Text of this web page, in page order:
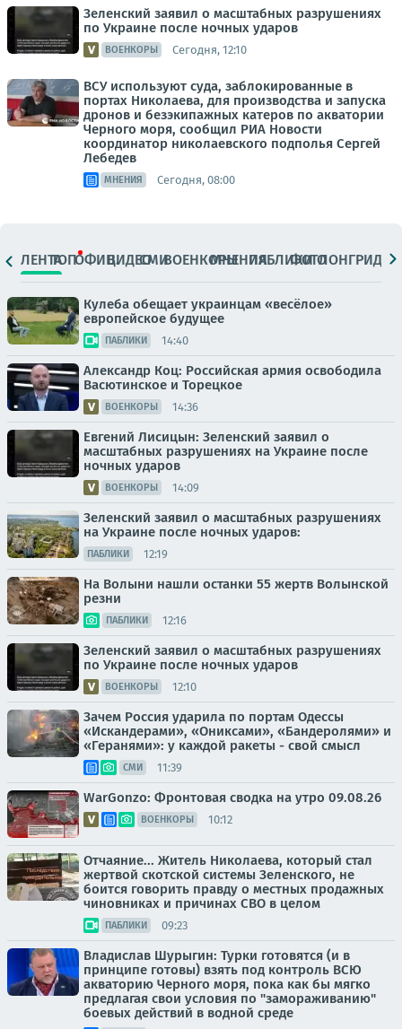
Зеленский заявил о масштабных разрушениях
по Украине после ночных ударов
ВОЕНКОРЫ Сегодня, 12:10
ВСУ используют суда, заблокированные в
портах Николаева, для производства и запуска
дронов и безэкипажных катеров по акватории
Черного моря, сообщил РИА Новости
координатор николаевского подполья Сергей
Лебедев
МНЕНИЯ Сегодня, 08:00
ЛЕНТАТОПОФИЦ.ВИДЕОСМИВОЕНКОРЫМНЕНИЯПАБЛИКИ
ФОТОЛОНГРИДЫ
Кулеба обещает украинцам «весёлое»
европейское будущее
ПАБЛИКИ 14:40
Александр Коц: Российская армия освободила
Васютинское и Торецкое
ВОЕНКОРЫ 14:36
Евгений Лисицын: Зеленский заявил о
масштабных разрушениях на Украине после
ночных ударов
ВОЕНКОРЫ 14:09
Зеленский заявил о масштабных разрушениях
на Украине после ночных ударов:
ПАБЛИКИ 12:19
На Волыни нашли останки 55 жертв Волынской
резни
ПАБЛИКИ 12:16
Зеленский заявил о масштабных разрушениях
по Украине после ночных ударов
ВОЕНКОРЫ 12:10
Зачем Россия ударила по портам Одессы
«Искандерами», «Ониксами», «Бандеролями» и
«Геранями»: у каждой ракеты - свой смысл
СМИ 11:39
WarGonzo: Фронтовая сводка на утро 09.08.26
ВОЕНКОРЫ 10:12
Отчаяние... Житель Николаева, который стал
жертвой скотской системы Зеленского, не
боится говорить правду о местных продажных
чиновниках и причинах СВО в целом
ПАБЛИКИ 09:23
Владислав Шурыгин: Турки готовятся (и в
принципе готовы) взять под контроль ВСЮ
акваторию Черного моря, пока как бы мягко
предлагая свои условия по "замораживанию"
боевых действий в водной среде